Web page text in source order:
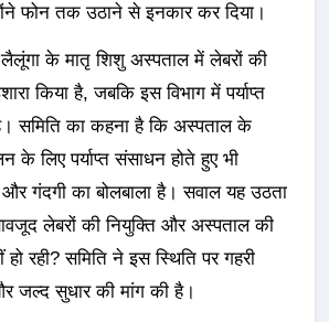
फोन तक उठाने से इनकार कर दिया।
लैलूंगा के मातृ शिशु अस्पताल में लेबरों की
किया है, जबकि इस विभाग में पर्याप्त
समिति का कहना है कि अस्पताल के
लिए पर्याप्त संसाधन होते हुए भी
और गंदगी का बोलबाला है। सवाल यह उठता
लेबरों की नियुक्ति और अस्पताल की
रही? समिति ने इस स्थिति पर गहरी
जल्द सुधार की मांग की है।